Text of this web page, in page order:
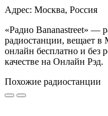
Адрес: Москва, Россия
«Радио Bananastreet» —
радиостанции, вещает в
онлайн бесплатно и без
качестве на Онлайн Рэд.
Похожие радиостанции